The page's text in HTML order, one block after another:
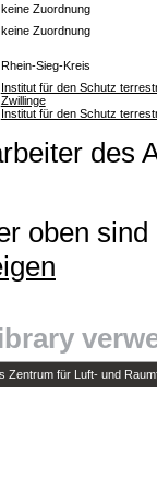
keine Zuordnung
keine Zuordnung
Rhein-Sieg-Kreis
Institut für den Schutz
Zwillinge
Institut für den Schutz
des
oben
für Luft- und